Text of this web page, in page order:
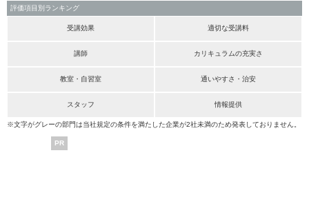
評価項目別ランキング
受講効果 適切な受講料
講師 カリキュラムの充実さ
教室・自習室 通いやすさ・治安
スタッフ 情報提供
※文字がグレーの部門は当社規定の条件を満たした企業が2社未満のため発表しておりません。
PR